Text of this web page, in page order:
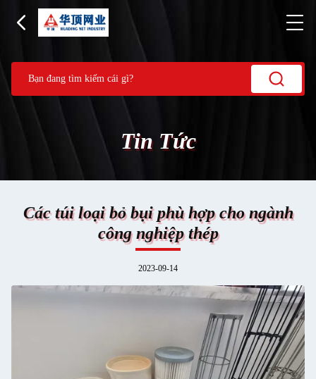
Tin Tức
Các túi loại bỏ bụi phù hợp cho ngành
công nghiệp thép
2023-09-14